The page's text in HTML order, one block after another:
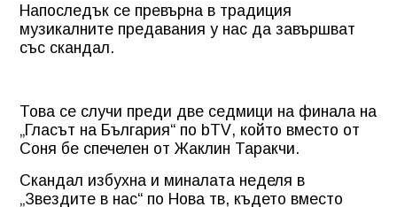
Напоследък се превърна в традиция
музикалните предавания у нас да завършват
със скандал.
Това се случи преди две седмици на финала на
„Гласът на България“ по bTV, който вместо от
Соня бе спечелен от Жаклин Таракчи.
Скандал избухна и миналата неделя в
„Звездите в нас“ по Нова тв, където вместо